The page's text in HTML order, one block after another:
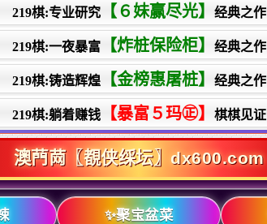
219棋:专业研究【６妹赢尽光】 经典之作
219棋:一夜暴富【炸桩保险柜】 经典之作
219棋:铸造辉煌【金榜惠屠桩】 经典之作
219棋:躺着赚钱【暴富５玛㊣】 棋棋见证
澳菛䒽〖覩侠䌽坛〗dx600.com
✨聚宝盆菜